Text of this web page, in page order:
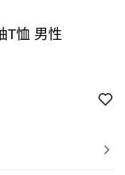
T恤 男性